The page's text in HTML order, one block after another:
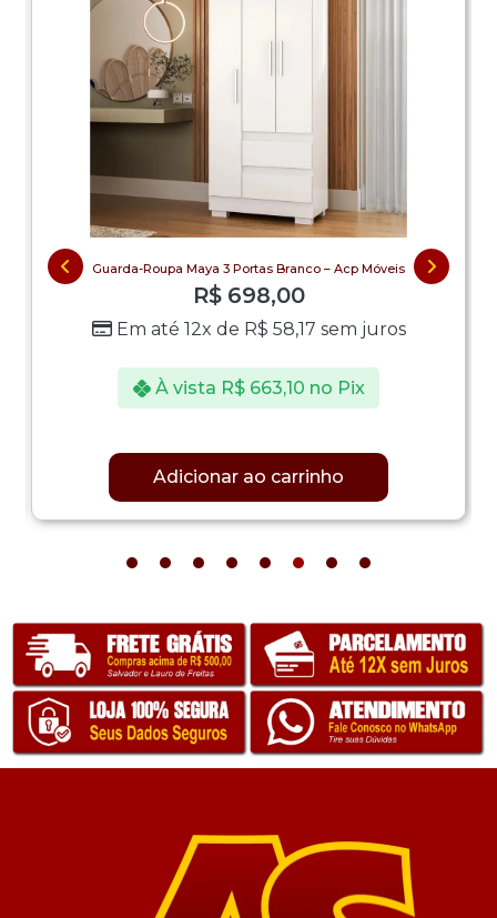
Guarda-Roupa Maya 3 Portas Branco – Acp Móveis
R$698,00
Em até 12x de R$ 58,17 sem juros
À vista R$663,10 no Pix
Adicionar ao carrinho